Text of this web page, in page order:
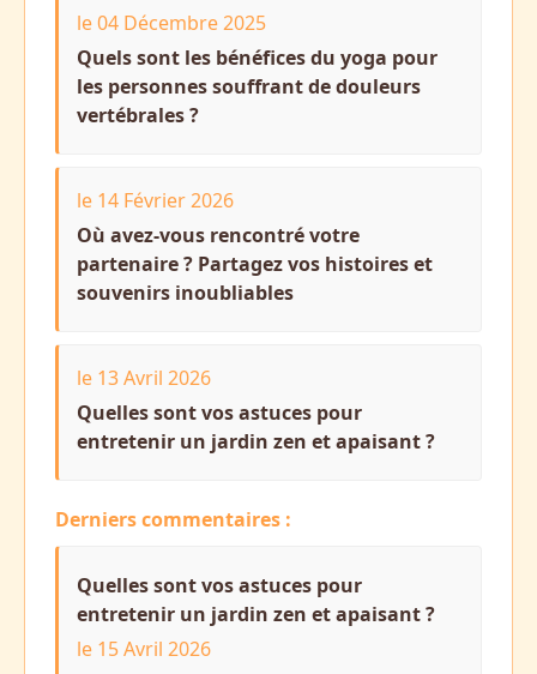
le 04 Décembre 2025
Quels sont les bénéfices du yoga pour
les personnes souffrant de douleurs
vertébrales ?
le 14 Février 2026
Où avez-vous rencontré votre
partenaire ? Partagez vos histoires et
souvenirs inoubliables
le 13 Avril 2026
Quelles sont vos astuces pour
entretenir un jardin zen et apaisant ?
Derniers commentaires :
Quelles sont vos astuces pour
entretenir un jardin zen et apaisant ?
le 15 Avril 2026